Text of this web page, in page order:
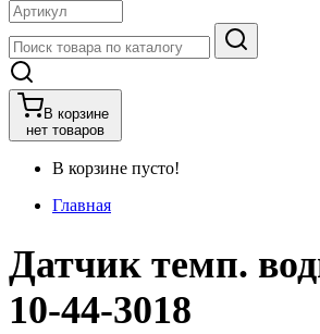
В корзине
нет товаров
В корзине пусто!
Главная
Датчик темп.
10-44-3018